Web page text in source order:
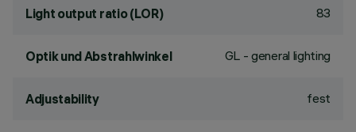
Light output ratio (LOR) 83
Optik und Abstrahlwinkel GL - general lighting
Adjustability fest